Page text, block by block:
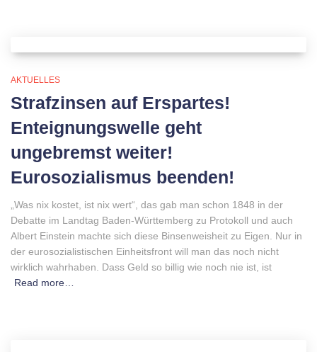
AKTUELLES
Strafzinsen auf Erspartes!
Enteignungswelle geht
ungebremst weiter!
Eurosozialismus beenden!
„Was nix kostet, ist nix wert“, das gab man schon 1848 in der
Debatte im Landtag Baden-Württemberg zu Protokoll und auch
Albert Einstein machte sich diese Binsenweisheit zu Eigen. Nur in
der eurosozialistischen Einheitsfront will man das noch nicht
wirklich wahrhaben. Dass Geld so billig wie noch nie ist, ist
Read more…